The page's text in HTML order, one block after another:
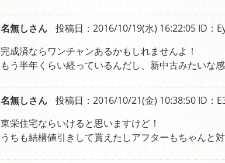
名無しさん 投稿日：2016/10/19(水) 16:22:05 ID：
完成済ならワンチャンあるかもしれませんよ！
もう半年くらい経っているんだし、新中古みたいな
名無しさん 投稿日：2016/10/21(金) 10:38:50 ID：
東栄住宅ならいけると思いますけど！
うちも結構値引きして貰えたしアフターもちゃんと